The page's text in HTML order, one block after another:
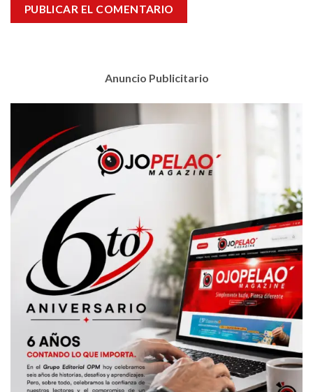
Anuncio Publicitario